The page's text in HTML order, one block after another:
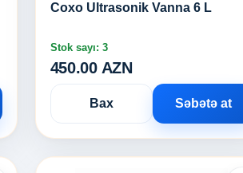
Coxo Ultrasonik Vanna 6 L
Stok sayı: 3
450.00 AZN
Bax Səbətə at